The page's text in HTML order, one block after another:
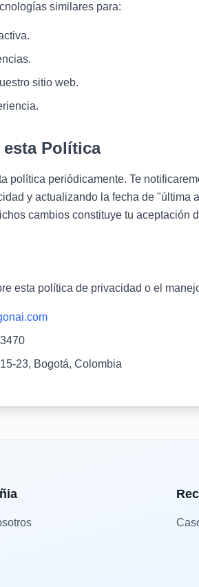
similares para:
sitio web.
esta Política
política periódicamente. Te
y actualizando la fecha de "última
cambios constituye tu aceptación
esta política de privacidad o el
23, Bogotá, Colombia